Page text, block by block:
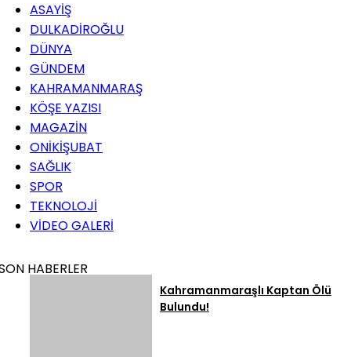
ASAYİŞ
DULKADİROĞLU
DÜNYA
GÜNDEM
KAHRAMANMARAŞ
KÖŞE YAZISI
MAGAZİN
ONİKİŞUBAT
SAĞLIK
SPOR
TEKNOLOJİ
VİDEO GALERİ
HABERLER
Kahramanmaraşlı Kaptan Ölü
Bulundu!